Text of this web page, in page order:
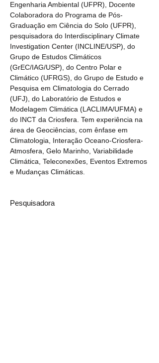
Engenharia Ambiental (UFPR), Docente
Colaboradora do Programa de Pós-
Graduação em Ciência do Solo (UFPR),
pesquisadora do Interdisciplinary Climate
Investigation Center (INCLINE/USP), do
Grupo de Estudos Climáticos
(GrEC/IAG/USP), do Centro Polar e
Climático (UFRGS), do Grupo de Estudo e
Pesquisa em Climatologia do Cerrado
(UFJ), do Laboratório de Estudos e
Modelagem Climática (LACLIMA/UFMA) e
do INCT da Criosfera. Tem experiência na
área de Geociências, com ênfase em
Climatologia, Interação Oceano-Criosfera-
Atmosfera, Gelo Marinho, Variabilidade
Climática, Teleconexões, Eventos Extremos
e Mudanças Climáticas.
Pesquisadora